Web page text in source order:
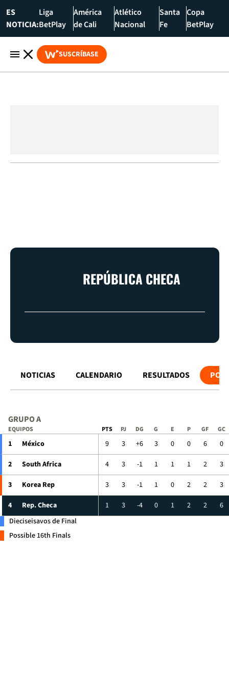
ES
NOTICIA:
Liga
BetPlay
América
de Cali
Atlético
Nacional
Santa
Fe
Copa
BetPlay
SUSCRÍBASE
REPÚBLICA CHECA
NOTICIAS CALENDARIO RESULTADOS
GRUPO A
EQUIPOS PTS PJ DG G E P GF GC
1 México 9 3 +6 3 0 0 6
0
2
South Africa 4 3 -1 1 1 1 2
3
3
Korea Rep 3 3 -1 1 0 2 2
3
4
Rep. Checa 1 3 -4 0 1 2 2
6
Dieciseisavos de Final
Possible 16th Finals